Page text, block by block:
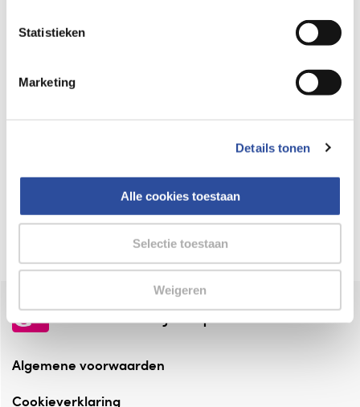
Statistieken
Marketing
Details tonen
Alle cookies toestaan
Selectie toestaan
Weigeren
webshop mag verkopen.
⁠Verantwoorde zorg, ⁠ook online.
Altijd onze folder bij de hand
Check onze folders ⁠bij AlleFolders.
de vriendelijke specialist
Algemene voorwaarden
Cookieverklaring